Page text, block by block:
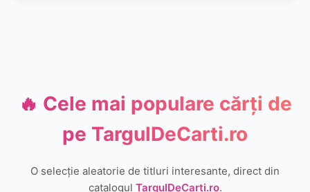
🔥 Cele mai populare cărți de
pe TargulDeCarti.ro
O selecție aleatorie de titluri interesante, direct din
catalogul TargulDeCarti.ro.